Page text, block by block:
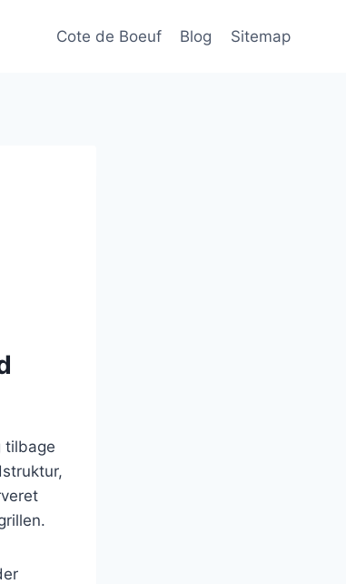
Cote de Boeuf Blog Sitemap
tilbage